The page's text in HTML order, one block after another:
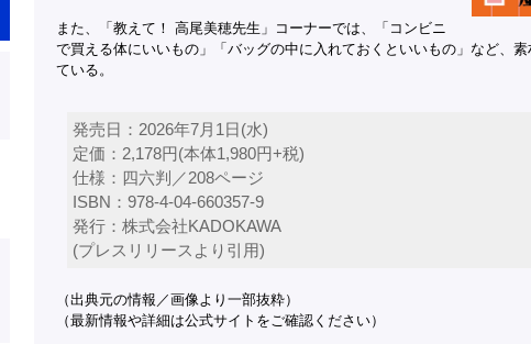
また、「教えて！ 高尾美穂先生」コーナーでは、「コンビニ
で買える体にいいもの」「バッグの中に入れておくといいもの」など、
ている。
発売日：2026年7月1日(水)
定価：2,178円(本体1,980円+税)
仕様：四六判／208ページ
ISBN：978-4-04-660357-9
発行：株式会社KADOKAWA
(プレスリリースより引用)
（出典元の情報／画像より一部抜粋）
（最新情報や詳細は公式サイトをご確認ください）